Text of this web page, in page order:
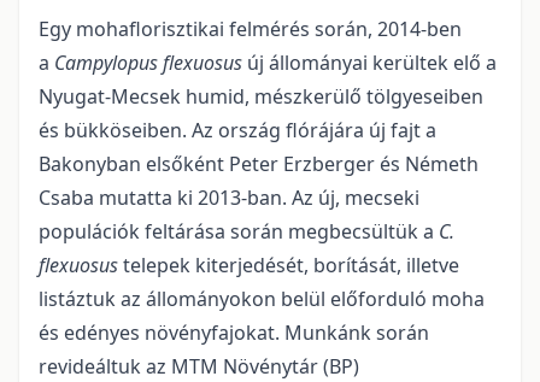
Egy mohaflorisztikai felmérés során, 2014-ben
a Campylopus flexuosus új állományai kerültek elő a
Nyugat-Mecsek humid, mészkerülő tölgyeseiben
és bükköseiben. Az ország flórájára új fajt a
Bakonyban elsőként Peter Erzberger és Németh
Csaba mutatta ki 2013-ban. Az új, mecseki
populációk feltárása során megbecsültük a C.
flexuosustelepek kiterjedését, borítását, illetve
listáztuk az állományokon belül előforduló moha
és edényes növényfajokat. Munkánk során
revideáltuk az MTM Növénytár (BP)